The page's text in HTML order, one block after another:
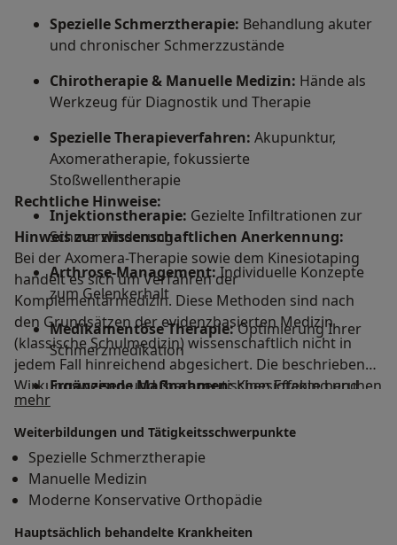
Spezielle Schmerztherapie: Behandlung akuter
und chronischer Schmerzzustände
Chirotherapie & Manuelle Medizin: Hände als
Werkzeug für Diagnostik und Therapie
Spezielle Therapieverfahren: Akupunktur,
Axomeratherapie, fokussierte
Stoßwellentherapie
Injektionstherapie: Gezielte Infiltrationen zur
Schmerzlinderung
Arthrose-Management:Individuelle Konzepte
zum Gelenkerhalt
Medikamentöse Therapie:Optimierung Ihrer
Schmerzmedikation
Ergänzende Maßnahmen:Kinesiotaping und
funktionelle Verbände
Bewegungstherapie:Anleitung zu
Eigenübungen und physikalischen Maßnahmen
Ärztliche Zweitmeinung:Beratung vor
Rechtliche Hinweise:
Hinweis zur wissenschaftlichen Anerkennung:
Bei der Axomera-Therapie sowie dem Kinesiotaping
handelt es sich um Verfahren der
Komplementärmedizin. Diese Methoden sind nach
den Grundsätzen der evidenzbasierten Medizin
(klassische Schulmedizin) wissenschaftlich nicht in
jedem Fall hinreichend abgesichert. Die beschriebenen
Wirkungsweisen und therapeutischen Effekte beruhen
auf praktischen Erfahrungswerten der jeweiligen
Fachrichtung und werden in der Wissenschaft
teilweise noch diskutiert.
mehrÜber mich
Weiterbildungen und Tätigkeitsschwerpunkte
Spezielle Schmerztherapie
Manuelle Medizin
Moderne Konservative Orthopädie
Hauptsächlich behandelte Krankheiten